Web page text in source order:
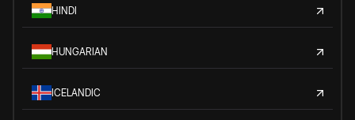
HINDI
HUNGARIAN
ICELANDIC